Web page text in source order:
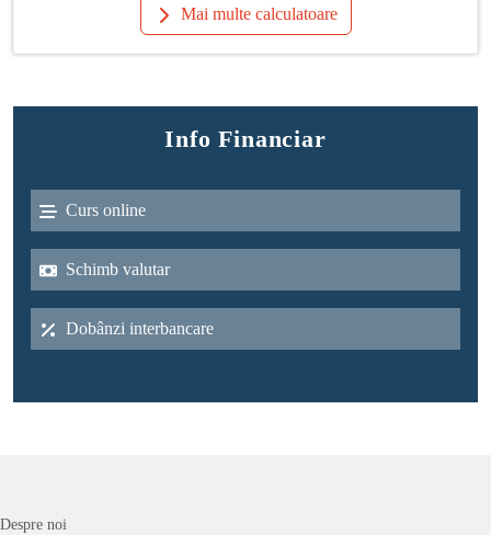
Mai multe calculatoare
Info Financiar
Curs online
Schimb valutar
Dobânzi interbancare
Despre noi